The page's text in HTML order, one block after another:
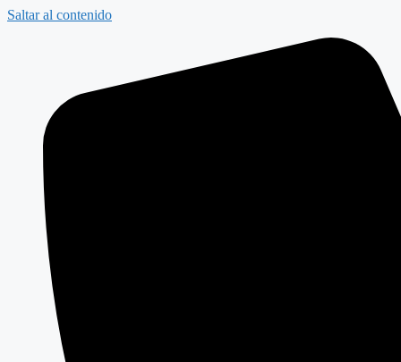
Saltar al contenido